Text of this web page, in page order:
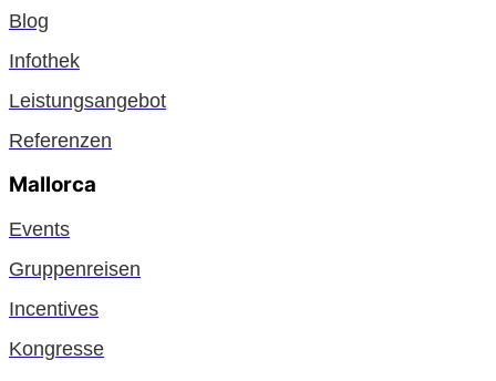
Blog
Infothek
Leistungsangebot
Referenzen
Mallorca
Events
Gruppenreisen
Incentives
Kongresse